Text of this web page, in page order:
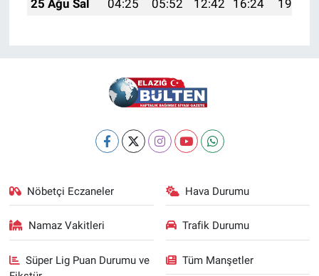
25 Ağu Sal
04:25 05:52 12:42 16:24 19:22
Nöbetçi Eczaneler Hava Durumu
Namaz Vakitleri Trafik Durumu
Süper Lig Puan Durumu ve
Tüm Manşetler